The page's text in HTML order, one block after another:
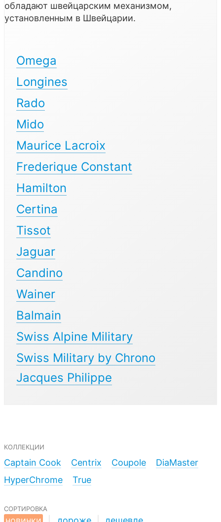
обладают швейцарским механизмом,
установленным в Швейцарии.
Omega
Longines
Rado
Mido
Maurice Lacroix
Frederique Constant
Hamilton
Certina
Tissot
Jaguar
Candino
Wainer
Balmain
Swiss Alpine Military
Swiss Military by Chrono
Jacques Philippe
коллекции
Captain Cook
Centrix Coupole
DiaMaster
HyperChrome
True
сортировка